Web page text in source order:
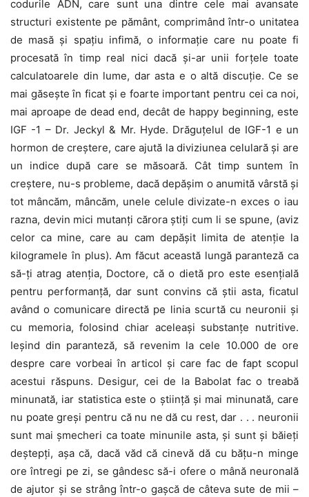
codurile ADN, care sunt una dintre cele mai avansate
structuri existente pe pământ, comprimând într-o unitatea
de masă și spațiu infimă, o informație care nu poate fi
procesată în timp real nici dacă și-ar unii forțele toate
calculatoarele din lume, dar asta e o altă discuție. Ce se
mai găsește în ficat și e foarte important pentru cei ca noi,
mai aproape de dead end, decât de happy beginning, este
IGF -1 – Dr. Jeckyl & Mr. Hyde. Drăguțelul de IGF-1 e un
hormon de creștere, care ajută la diviziunea celulară și are
un indice după care se măsoară. Cât timp suntem în
creștere, nu-s probleme, dacă depășim o anumită vârstă și
tot mâncăm, mâncăm, unele celule divizate-n exces o iau
razna, devin mici mutanți cărora știți cum li se spune, (aviz
celor ca mine, care au cam depășit limita de atenție la
kilogramele în plus). Am făcut această lungă paranteză ca
să-ți atrag atenția, Doctore, că o dietă pro este esențială
pentru performanță, dar sunt convins că știi asta, ficatul
având o comunicare directă pe linia scurtă cu neuronii și
cu memoria, folosind chiar aceleași substanțe nutritive.
Ieșind din paranteză, să revenim la cele 10.000 de ore
despre care vorbeai în articol și care fac de fapt scopul
acestui răspuns. Desigur, cei de la Babolat fac o treabă
minunată, iar statistica este o știință și mai minunată, care
nu poate greși pentru că nu ne dă cu rest, dar . . . neuronii
sunt mai șmecheri ca toate minunile asta, și sunt și băieți
deștepți, așa că, dacă văd că cinevă dă cu bățu-n minge
ore întregi pe zi, se gândesc să-i ofere o mână neuronală
de ajutor și se strâng într-o gașcă de câteva sute de mii –